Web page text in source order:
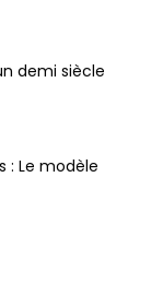
demi siècle
: Le modèle